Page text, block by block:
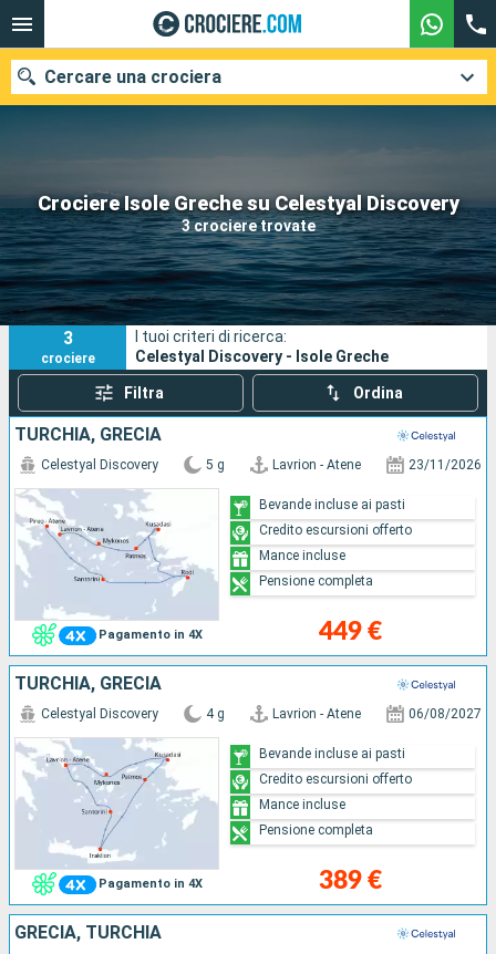
Crociere Isole Greche su Celestyal Discovery
3 crociere trovate
Cercare una crociera
Le nostre destinazioni
Mesi di partenza
Porti Compagnie
Ricerca
3
crociere
I tuoi criteri di ricerca:
Celestyal Discovery - Isole Greche
Filtra Ordina
TURCHIA, GRECIA
Pagamento in 4X
Celestyal Discovery 5 g Lavrion - Atene 23/11/2026
449 €
Bevande incluse ai pasti
Credito escursioni offerto
Mance incluse
Pensione completa
TURCHIA, GRECIA
Pagamento in 4X
Celestyal Discovery 4 g Lavrion - Atene 06/08/2027
389 €
Bevande incluse ai pasti
Credito escursioni offerto
Mance incluse
Pensione completa
GRECIA, TURCHIA